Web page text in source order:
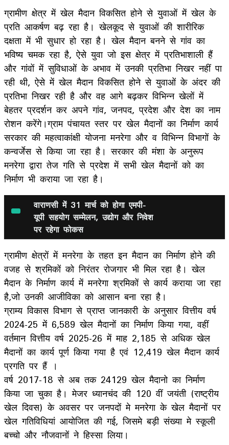
ग्रामीण क्षेत्र में खेल मैदान विकसित होने से युवाओं में खेल के
प्रति आकर्षण बढ़ रहा है। खेलकूद से युवाओं की शारीरिक
दक्षता में भी सुधार हो रहा है। खेल मैदान बनने से गांव का
भविष्य चमक रहा है, ऐसे युवा जो इस क्षेत्र में प्रतिभाशाली हैं
और गांवों में सुविधाओं के अभाव में उनकी प्रतिभा निखर नहीं पा
रही थी, ऐसे में खेल मैदान विकसित होने से युवाओं के अंदर की
प्रतिभा निखर रही है और वह आगे बढ़कर विभिन्न खेलों में
बेहतर प्रदर्शन कर अपने गांव, जनपद, प्रदेश और देश का नाम
रोशन करेंगे।ग्राम पंचायत स्तर पर खेल मैदानों का निर्माण कार्य
सरकार की महत्वाकांक्षी योजना मनरेगा और व विभिन्न विभागों के
कन्वर्जेस से किया जा रहा है। सरकार की मंशा के अनुरूप
मनरेगा द्वारा तेज गति से प्रदेश में सभी खेल मैदानों को का
निर्माण भी कराया जा रहा है।
वाराणसी में 31 मार्च को होगा एमपी-
यूपी सहयोग सम्मेलन, उद्योग और निवेश
पर रहेगा फोकस
ग्रामीण क्षेत्रों में मनरेगा के तहत इन मैदान का निर्माण होने की
वजह से श्रमिकों को निरंतर रोजगार भी मिल रहा है। खेल
मैदान के निर्माण कार्य में मनरेगा श्रमिकों से कार्य कराया जा रहा
है,जो उनकी आजीविका को आसान बना रहा है।
ग्राम्य विकास विभाग से प्राप्त जानकारी के अनुसार वित्तीय वर्ष
2024-25 में 6,589 खेल मैदानों का निर्माण किया गया, वहीं
वर्तमान वित्तीय वर्ष 2025-26 में माह 2,185 से अधिक खेल
मैदानों का कार्य पूर्ण किया गया है एवं 12,419 खेल मैदान कार्य
प्रगति पर हैं ।
वर्ष 2017-18 से अब तक 24129 खेल मैदानो का निर्माण
किया जा चुका है। मेजर ध्यानचंद की 120 वीं जयंती (राष्ट्रीय
खेल दिवस) के अवसर पर जनपदों मे मनरेगा के खेल मैदानों पर
खेल गतिविधियां आयोजित की गई, जिसमे बड़ी संख्या मे स्कूली
बच्चो और नौजवानों ने हिस्सा लिया।